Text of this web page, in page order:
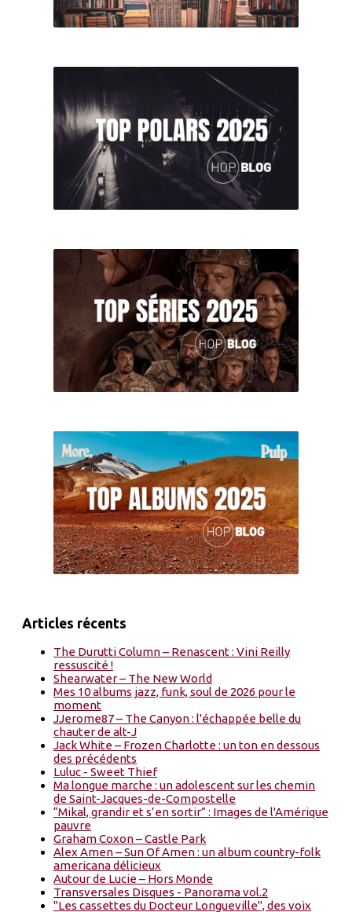
Articles récents
The Durutti Column – Renascent : Vini Reilly
ressuscité !
Shearwater – The New World
Mes 10 albums jazz, funk, soul de 2026 pour le
moment
JJerome87 – The Canyon : l'échappée belle du
chauter de alt-J
Jack White – Frozen Charlotte : un ton en dessous
des précédents
Luluc - Sweet Thief
Ma longue marche : un adolescent sur les chemin
de Saint-Jacques-de-Compostelle
“Mikal, grandir et s’en sortir” : Images de l'Amérique
pauvre
Graham Coxon – Castle Park
Alex Amen – Sun Of Amen : un album country-folk
americana délicieux
Autour de Lucie – Hors Monde
Transversales Disques - Panorama vol.2
"Les cassettes du Docteur Longueville", des voix